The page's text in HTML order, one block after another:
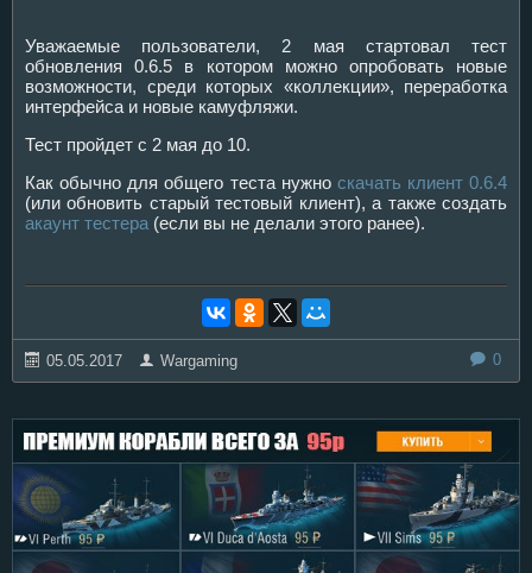
Уважаемые пользователи, 2 мая стартовал тест
обновления 0.6.5 в котором можно опробовать новые
возможности, среди которых «коллекции», переработка
интерфейса и новые камуфляжи.
Тест пройдет с 2 мая до 10.
Как обычно для общего теста нужно скачать клиент 0.6.4
(или обновить старый тестовый клиент), а также создать
акаунт тестера (если вы не делали этого ранее).
05.05.2017 Wargaming 0